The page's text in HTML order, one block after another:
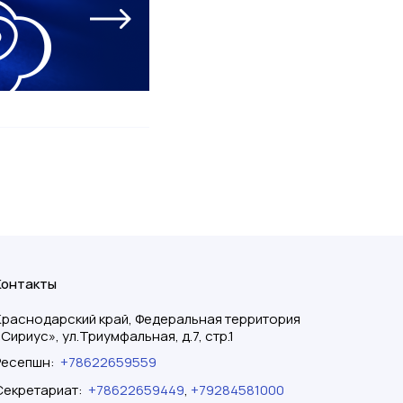
край, Федеральная территория
ул.Триумфальная, д.7, стр.1
: +78622659559
: +78622659449, +79284581000